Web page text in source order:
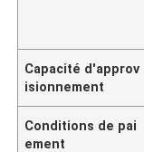
Capacité d'approv
isionnement
Conditions de pai
ement